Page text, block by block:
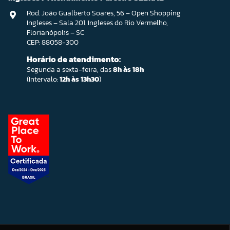
Rod. João Gualberto Soares, 56 – Open Shopping
Ingleses – Sala 201. Ingleses do Rio Vermelho,
Florianópolis – SC
CEP: 88058-300
Horário de atendimento:
Segunda a sexta-feira, das8h às 18h
(Intervalo:12h às 13h30)